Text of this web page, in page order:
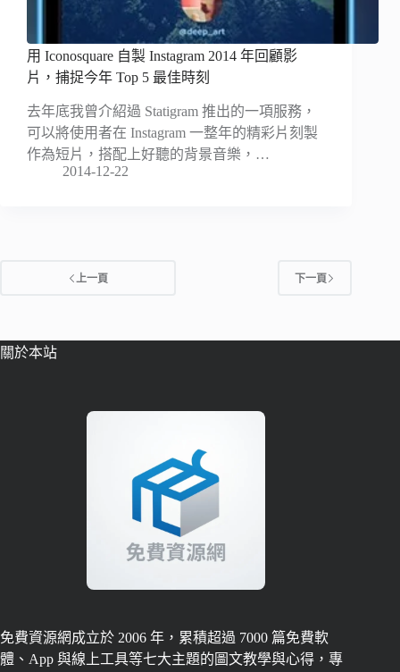
用 Iconosquare 自製 Instagram 2014 年回顧影
片，捕捉今年 Top 5 最佳時刻
去年底我曾介紹過 Statigram 推出的一項服務，
可以將使用者在 Instagram 一整年的精彩片刻製
作為短片，搭配上好聽的背景音樂，…
2014-12-22
上一頁 下一頁
關於本站
免費資源網成立於 2006 年，累積超過 7000 篇免費軟
體、App 與線上工具等七大主題的圖文教學與心得，專